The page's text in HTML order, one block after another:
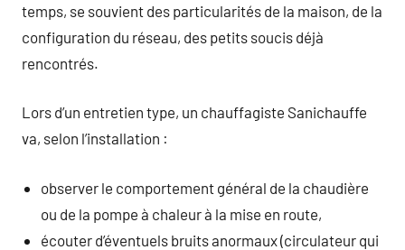
temps, se souvient des particularités de la maison, de la
configuration du réseau, des petits soucis déjà
rencontrés.
Lors d’un entretien type, un chauffagiste Sanichauffe
va, selon l’installation :
observer le comportement général de la chaudière
ou de la pompe à chaleur à la mise en route,
écouter d’éventuels bruits anormaux (circulateur qui